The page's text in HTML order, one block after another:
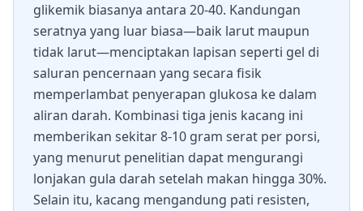
glikemik biasanya antara 20-40. Kandungan
seratnya yang luar biasa—baik larut maupun
tidak larut—menciptakan lapisan seperti gel di
saluran pencernaan yang secara fisik
memperlambat penyerapan glukosa ke dalam
aliran darah. Kombinasi tiga jenis kacang ini
memberikan sekitar 8-10 gram serat per porsi,
yang menurut penelitian dapat mengurangi
lonjakan gula darah setelah makan hingga 30%.
Selain itu, kacang mengandung pati resisten,